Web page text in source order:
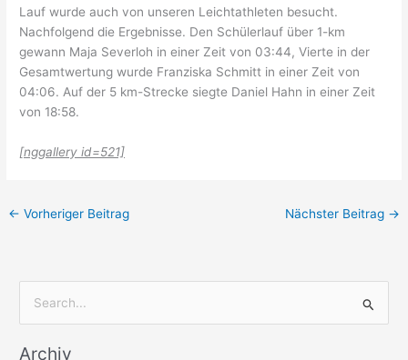
Lauf wurde auch von unseren Leichtathleten besucht.
Nachfolgend die Ergebnisse. Den Schülerlauf über 1-km
gewann Maja Severloh in einer Zeit von 03:44, Vierte in der
Gesamtwertung wurde Franziska Schmitt in einer Zeit von
04:06. Auf der 5 km-Strecke siegte Daniel Hahn in einer Zeit
von 18:58.
[nggallery id=521]
← Vorheriger Beitrag Nächster Beitrag →
c
Archiv